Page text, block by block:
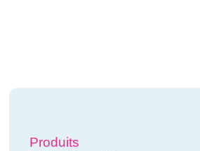
Produits